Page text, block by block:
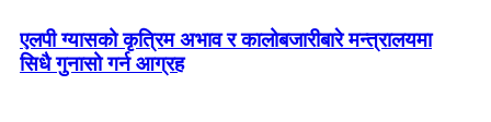
एलपी ग्यासको कृत्रिम अभाव र कालोबजारीबारे मन्त्रालयमा
सिधै गुनासो गर्न आग्रह